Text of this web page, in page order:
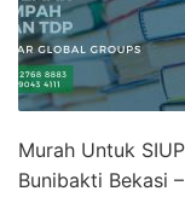
Murah Untuk
Bunibakti Bekasi